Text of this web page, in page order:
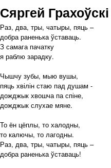
Сяргей
Раз, два, тры, чатыры, пяць –
добра раненька ўставаць.
З самага пачатку
я раблю зарадку.
Чышчу зубы, мыю вушы,
пяць хвілін стаю пад душам -
дожджык хвошча па спіне,
дожджык слухае мяне.
То ён цёплы, то халодны,
то калючы, то лагодны.
Раз, два, тры, чатыры, пяць –
добра раненька ўставаць!